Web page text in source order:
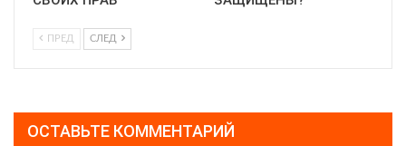
ПРЕД СЛЕД
ОСТАВЬТЕ КОММЕНТАРИЙ